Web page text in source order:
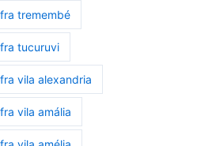
tremembé
tucuruvi
vila alexandria
vila amália